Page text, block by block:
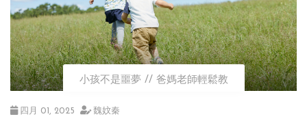
小孩不是噩夢 爸媽老師輕鬆教
四月 01, 2025 魏妏秦